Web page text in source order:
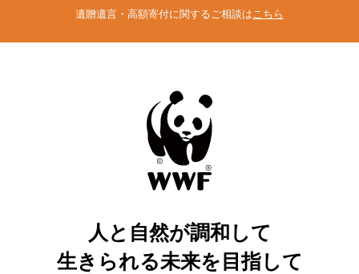
遺贈遺言・高額寄付に関するご相談は こちら
人と自然が調和して
生きられる未来を目指して